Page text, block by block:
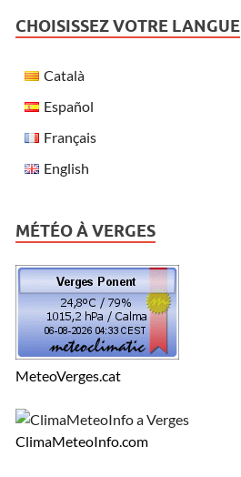
CHOISISSEZ VOTRE LANGUE
Català
Español
Français
English
MÉTÉO À VERGES
MeteoVerges.cat
ClimaMeteoInfo.com